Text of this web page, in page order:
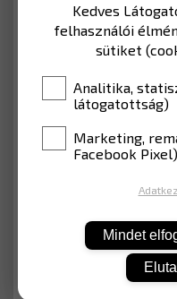
600*480
EGP fóliával
17 170 Ft
Nettó: 13 520 Ft
Kedves
felhasználói
sütiket
Analitika,
látogatottság)
Marketing,
Facebook Pixel)
Mindet